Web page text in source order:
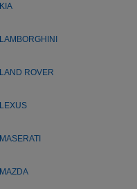
KIA
LAMBORGHINI
LAND ROVER
LEXUS
MASERATI
MAZDA